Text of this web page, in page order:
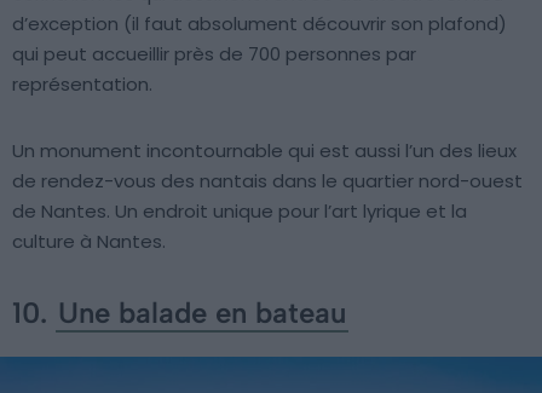
d’exception (il faut absolument découvrir son plafond)
qui peut accueillir près de 700 personnes par
représentation.
Un monument incontournable qui est aussi l’un des lieux
de rendez-vous des nantais dans le quartier nord-ouest
de Nantes. Un endroit unique pour l’art lyrique et la
culture à Nantes.
10. Une balade en bateau